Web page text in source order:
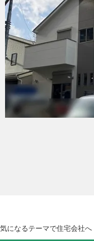
気になるテーマで住宅会社へ